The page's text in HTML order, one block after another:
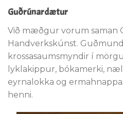
Guðrúnardætur
Við mæðgur vorum
Handverkskúnst.
krossasaumsmyndir í
lyklakippur, bókamerki,
eyrnalokka og
henni.